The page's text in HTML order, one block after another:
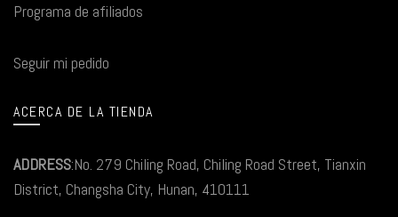
Programa de afiliados
Seguir mi pedido
ACERCA DE LA TIENDA
ADDRESS:No. 279 Chiling Road, Chiling Road Street, Tianxin
District, Changsha City, Hunan, 410111